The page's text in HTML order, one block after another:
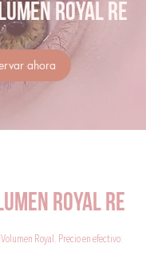
Royal RE
ahora
Royal RE
Royal. Precio en efectivo: